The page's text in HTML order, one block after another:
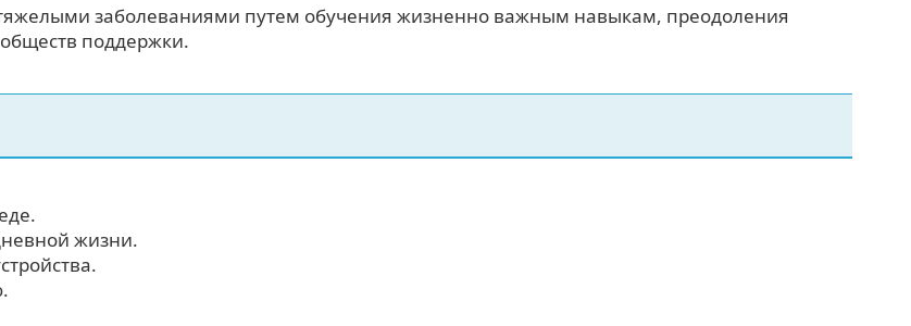
заболеваниями путем обучения жизненно важным навыкам, преодоления
поддержки.
жизни.